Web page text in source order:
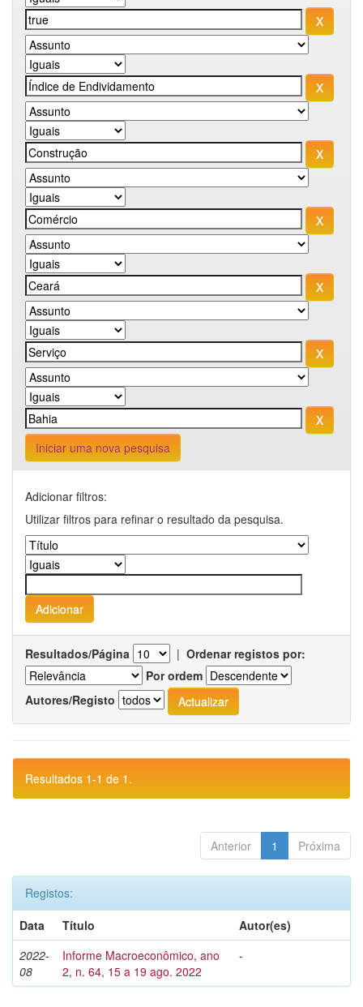
Iniciar uma nova pesquisa
Adicionar filtros:
Utilizar filtros para refinar o resultado da pesquisa.
Resultados/Página | Ordenar registos por:
Por ordem
Autores/Registo
Resultados 1-1 de 1.
Anterior 1 Próxima
Registos:
Data
Título
Autor(es)
2022-
08
Informe Macroeconômico, ano
2, n. 64, 15 a 19 ago. 2022
-